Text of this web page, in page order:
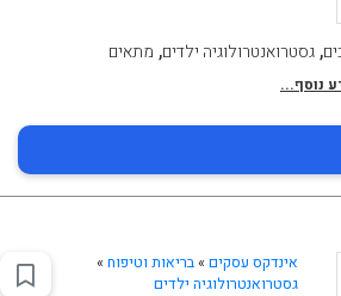
,גסטרואנטרולוגיה ילדים, מתאים
נוסף...
אינדקס עסקים »בריאות וטיפוח»
גסטרואנטרולוגיה ילדים